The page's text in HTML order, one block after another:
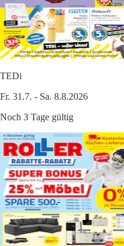
TEDi
Fr. 31.7. - Sa. 8.8.2026
Noch 3 Tage gültig